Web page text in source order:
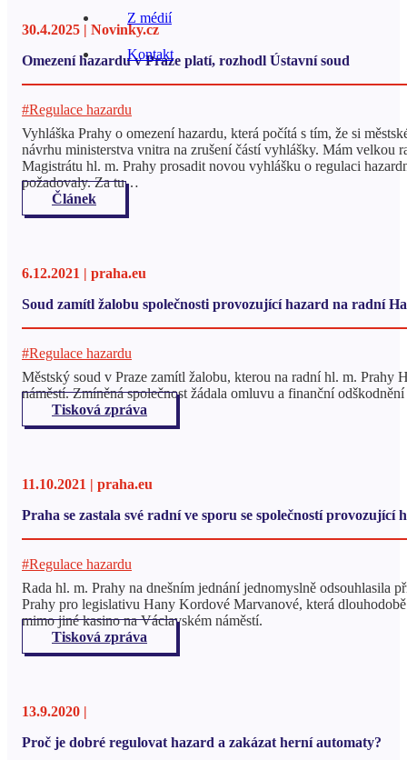
Z médií
Kontakt
30.4.2025 | Novinky.cz
Omezení hazardu v Praze platí, rozhodl Ústavní soud
#Regulace hazardu
Vyhláška Prahy o omezení hazardu, která počítá s tím, že si
návrhu ministerstva vnitra na zrušení částí vyhlášky. Mám
Magistrátu hl. m. Prahy prosadit novou vyhlášku o regulaci
požadovaly. Za tu…
Článek
6.12.2021 | praha.eu
Soud zamítl žalobu společnosti provozující hazard na radní
#Regulace hazardu
Městský soud v Praze zamítl žalobu, kterou na radní hl. m.
náměstí. Zmíněná společnost žádala omluvu a finanční
Tisková zpráva
11.10.2021 | praha.eu
Praha se zastala své radní ve sporu se společností provozující
#Regulace hazardu
Rada hl. m. Prahy na dnešním jednání jednomyslně odsouhlasila
Prahy pro legislativu Hany Kordové Marvanové, která
mimo jiné kasino na Václavském náměstí.
Tisková zpráva
13.9.2020 |
Proč je dobré regulovat hazard a zakázat herní automaty?